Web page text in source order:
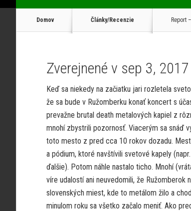
Domov Články/Recenzie Report
Zverejnené v sep 3,
Keď sa niekedy na začiatku jari rozletela
že sa bude v Ružomberku konať koncert s
prevažne brutal death metalových kapiel z
mnohí zbystrili pozornosť. Viacerým sa snáď
toto mesto z pred cca 10 rokov dozadu.
a pódium, ktoré navštívili svetové kapely
ďalšie). Potom náhle nastalo ticho. Mnohí
víre udalostí ani neuvedomili, že Ružomberok
slovenských miest, kde to metálom žilo a
minulom roku sa všetko začalo meniť. Ako